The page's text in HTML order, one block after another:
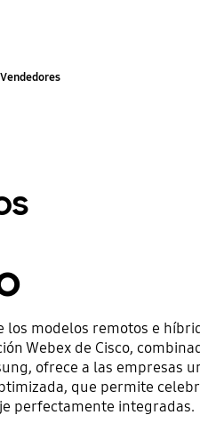
Vendedores
los modelos remotos e
Webex de Cisco,
ofrece a las empresas
que permite
perfectamente integradas.